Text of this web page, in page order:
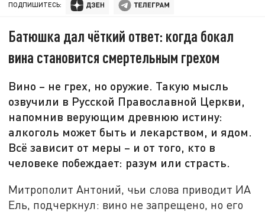
ПОДПИШИТЕСЬ:
Батюшка дал чёткий ответ: когда бокал
вина становится смертельным грехом
Вино – не грех, но оружие. Такую мысль
озвучили в Русской Православной Церкви,
напомнив верующим древнюю истину:
алкоголь может быть и лекарством, и ядом.
Всё зависит от меры – и от того, кто в
человеке побеждает: разум или страсть.
Митрополит Антоний, чьи слова приводит ИА
Ель, подчеркнул: вино не запрещено, но его